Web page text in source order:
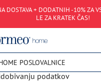
DOSTAVA + DODATNIH -10% ZA
LE ZA KRATEK ČAS!
POSLOVALNICE
podatkov